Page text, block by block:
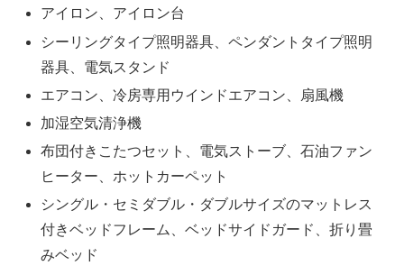
アイロン、アイロン台
シーリングタイプ照明器具、ペンダントタイプ照明
器具、電気スタンド
エアコン、冷房専用ウインドエアコン、扇風機
加湿空気清浄機
布団付きこたつセット、電気ストーブ、石油ファン
ヒーター、ホットカーペット
シングル・セミダブル・ダブルサイズのマットレス
付きベッドフレーム、ベッドサイドガード、折り畳
みベッド